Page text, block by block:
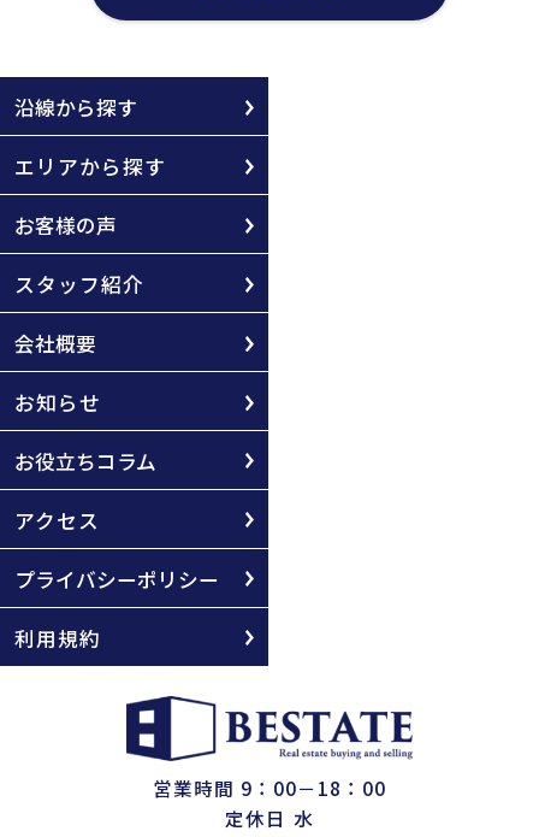
沿線から探す
エリアから探す
お客様の声
スタッフ紹介
会社概要
お知らせ
お役立ちコラム
アクセス
プライバシーポリシー
利用規約
営業時間 9：00－18：00
定休日 水